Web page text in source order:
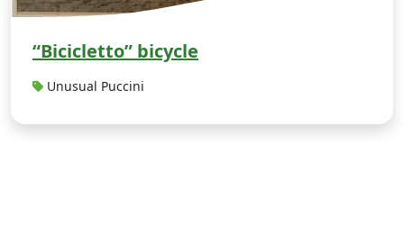
“Bicicletto” bicycle
Unusual Puccini